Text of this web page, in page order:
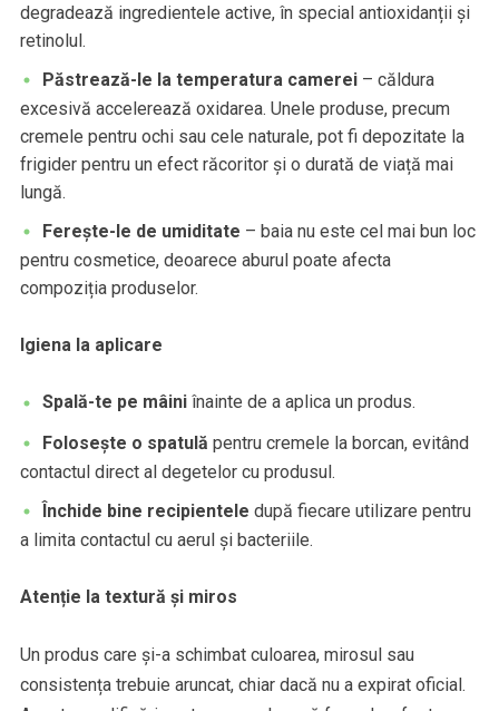
degradează ingredientele active, în special antioxidanții și
retinolul.
Păstrează-le la temperatura camerei– căldura
excesivă accelerează oxidarea. Unele produse, precum
cremele pentru ochi sau cele naturale, pot fi depozitate la
frigider pentru un efect răcoritor și o durată de viață mai
lungă.
Ferește-le de umiditate – baia nu este cel mai bun loc
pentru cosmetice, deoarece aburul poate afecta
compoziția produselor.
Igiena la aplicare
Spală-te pe mâiniînainte de a aplica un produs.
Folosește o spatulă pentru cremele la borcan, evitând
contactul direct al degetelor cu produsul.
Închide bine recipientele după fiecare utilizare pentru
a limita contactul cu aerul și bacteriile.
Atenție la textură și miros
Un produs care și-a schimbat culoarea, mirosul sau
consistența trebuie aruncat, chiar dacă nu a expirat oficial.